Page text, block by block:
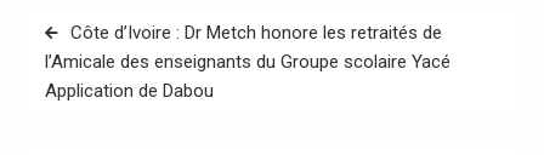
Navigation
de
l’article
Côte d’Ivoire : Dr Metch honore les retraités de
l’Amicale des enseignants du Groupe scolaire Yacé
Application de Dabou